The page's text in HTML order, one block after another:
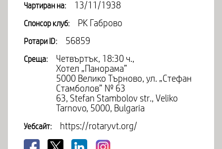
Чартиран на: 13/11/1938
Спонсор клуб: РК Габрово
Ротари ID: 56859
Среща:
Четвъртък, 18:30 ч.,
Хотел „Панорама”
5000 Велико Търново, ул. „Стефан
Стамболов” № 63
63, Stefan Stambolov str., Veliko
Tarnovo, 5000, Bulgaria
Уебсайт: https://rotaryvt.org/